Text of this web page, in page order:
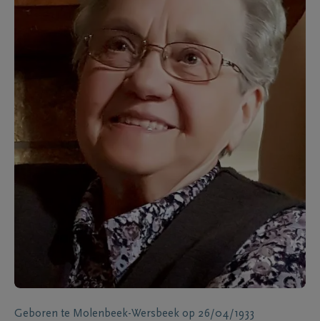
Geboren te Molenbeek-Wersbeek op 26/04/1933